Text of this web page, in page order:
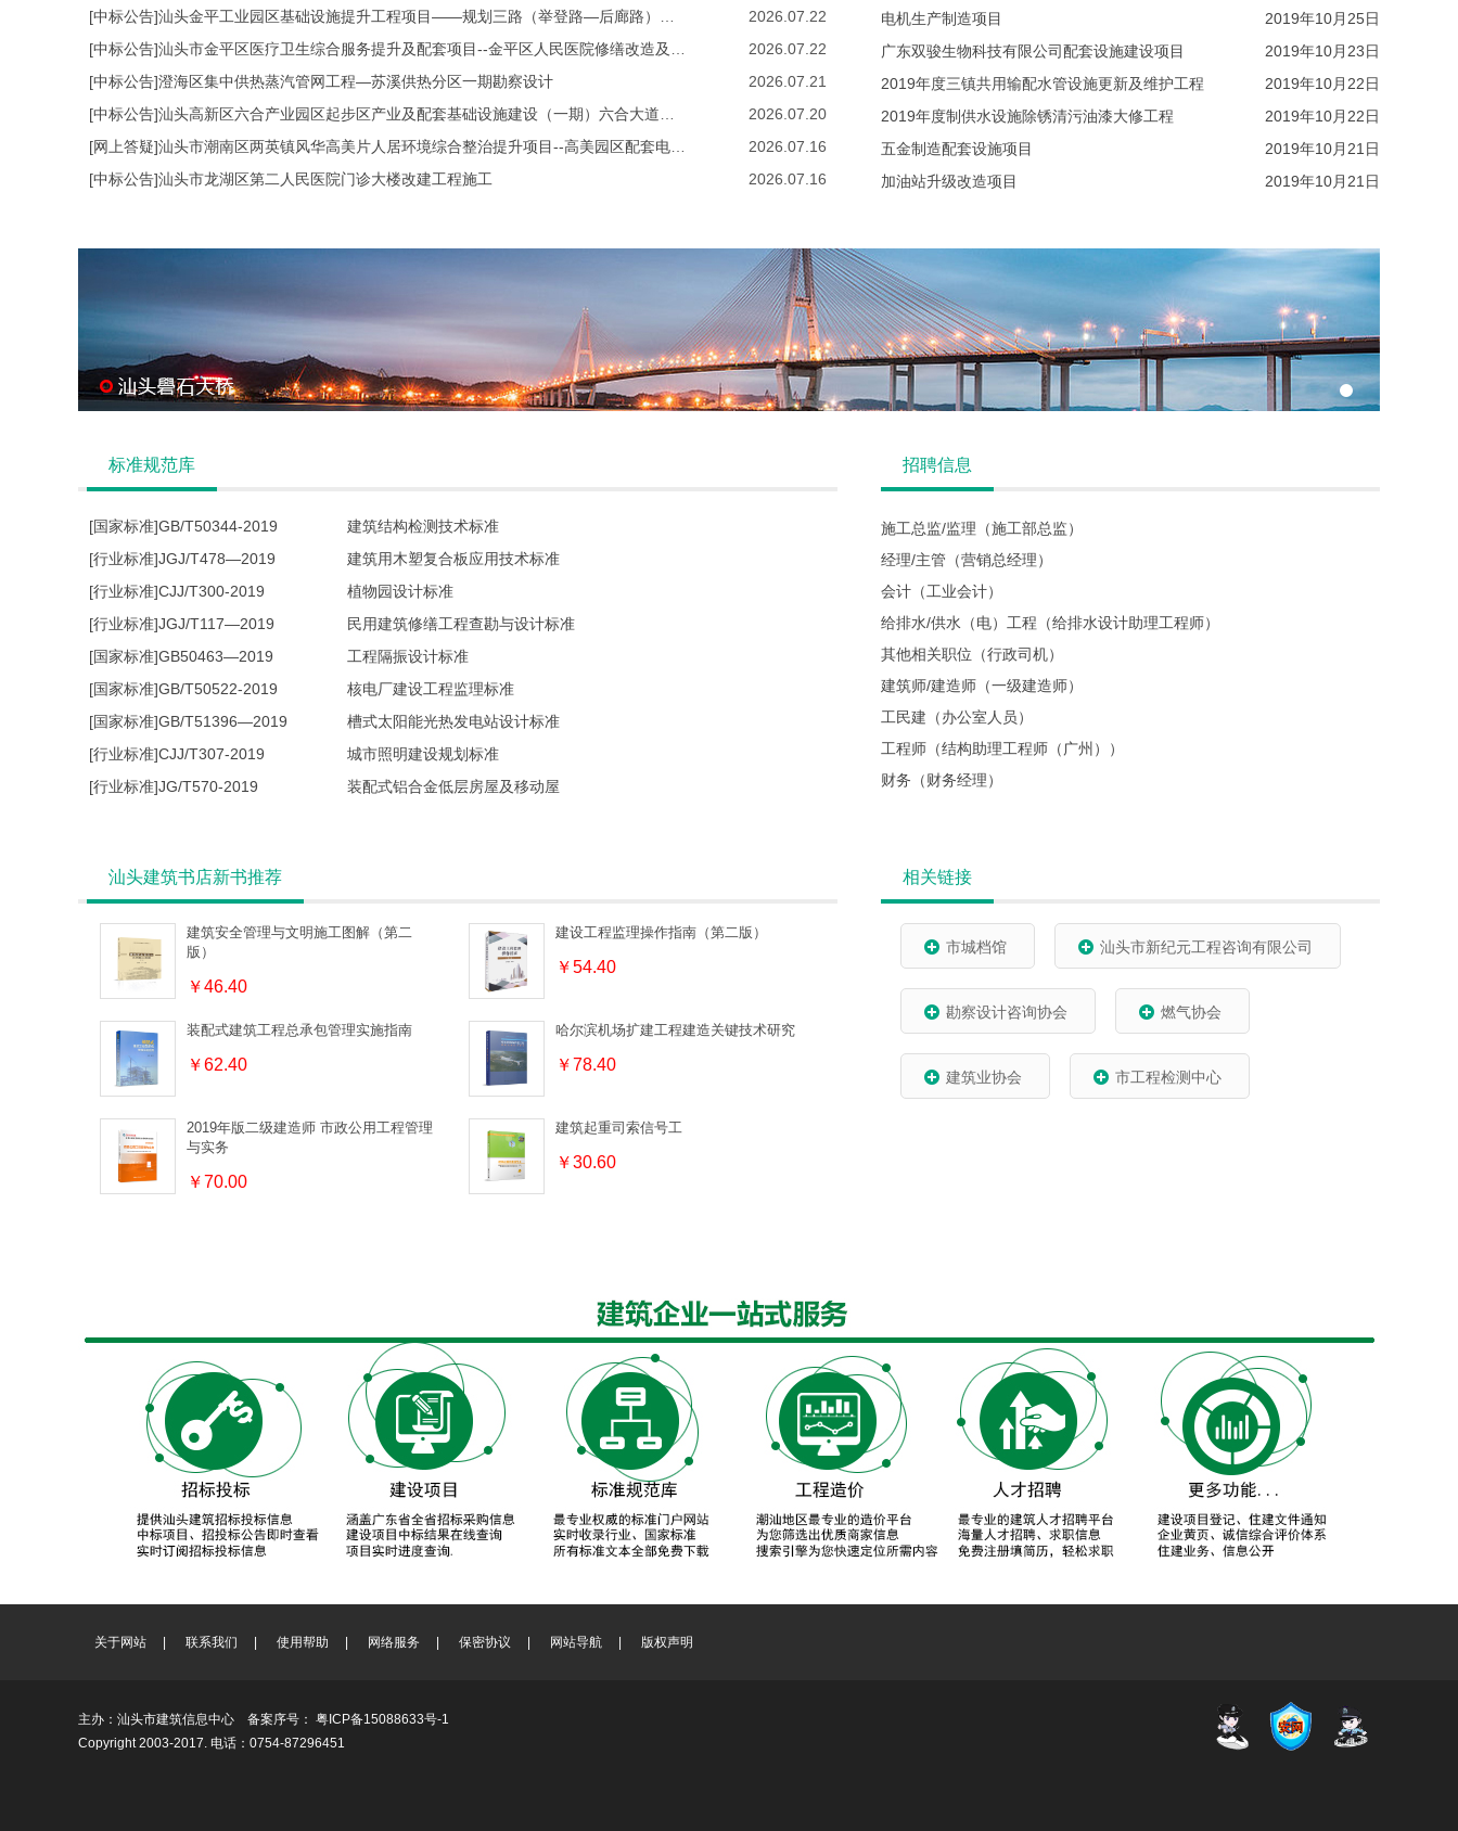
2026.07.22
2026.07.22
[中标公告]澄海区集中供热蒸汽管网工程—苏溪供热分区一期勘察设计
2026.07.21
2026.07.20
2026.07.16
[中标公告]汕头市龙湖区第二人民医院门诊大楼改建工程施工
2026.07.16
电机生产制造项目
2019年10月25日
广东双骏生物科技有限公司配套设施建设项目
2019年10月23日
2019年度三镇共用输配水管设施更新及维护工程
2019年10月22日
2019年度制供水设施除锈清污油漆大修工程
2019年10月22日
五金制造配套设施项目
2019年10月21日
加油站升级改造项目
2019年10月21日
标准规范库
[国家标准]GB/T50344-2019
建筑结构检测技术标准
[行业标准]JGJ/T478—2019
建筑用木塑复合板应用技术标准
[行业标准]CJJ/T300-2019
植物园设计标准
[行业标准]JGJ/T117—2019
民用建筑修缮工程查勘与设计标准
[国家标准]GB50463—2019
工程隔振设计标准
[国家标准]GB/T50522-2019
核电厂建设工程监理标准
[国家标准]GB/T51396—2019
槽式太阳能光热发电站设计标准
[行业标准]CJJ/T307-2019
城市照明建设规划标准
[行业标准]JG/T570-2019
装配式铝合金低层房屋及移动屋
招聘信息
施工总监/监理（施工部总监）
经理/主管（营销总经理）
会计（工业会计）
给排水/供水（电）工程（给排水设计助理工程师）
其他相关职位（行政司机）
建筑师/建造师（一级建造师）
工民建（办公室人员）
工程师（结构助理工程师（广州））
财务（财务经理）
汕头建筑书店新书推荐
建筑安全管理与文明施工图解（第二
版）
￥46.40
建设工程监理操作指南（第二版）
￥54.40
装配式建筑工程总承包管理实施指南
￥62.40
哈尔滨机场扩建工程建造关键技术研究
￥78.40
2019年版二级建造师 市政公用工程管理
与实务
￥70.00
建筑起重司索信号工
￥30.60
相关链接
市城档馆 汕头市新纪元工程咨询有限公司
勘察设计咨询协会 燃气协会
建筑业协会 市工程检测中心
关于网站 联系我们 使用帮助 网络服务 保密协议 网站导航 版权声明
主办：汕头市建筑信息中心 备案序号： 粤ICP备15088633号-1
Copyright 2003-2017. 电话：0754-87296451